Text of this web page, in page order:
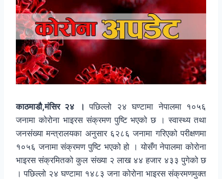
काठमाडौ,मंसिर २४ ।पछिल्लो २४ घण्टामा नेपालमा १०५६
जनामा कोरोना भाइरस संक्रमण पुष्टि भएको छ । स्वास्थ्य तथा
जनसंख्या मन्त्रालयका अनुसार ६२८६ जनामा गरिएको परीक्षणमा
१०५६ जनामा संक्रमण पुष्टि भएको हो । योसँग नेपालमा कोरोना
भाइरस संक्रमितको कुल संख्या २ लाख ४४ हजार ४३३ पुगेको छ
। पछिल्लो २४ घण्टामा १४८३ जना कोरोना भाइरस संक्रमणमुक्त